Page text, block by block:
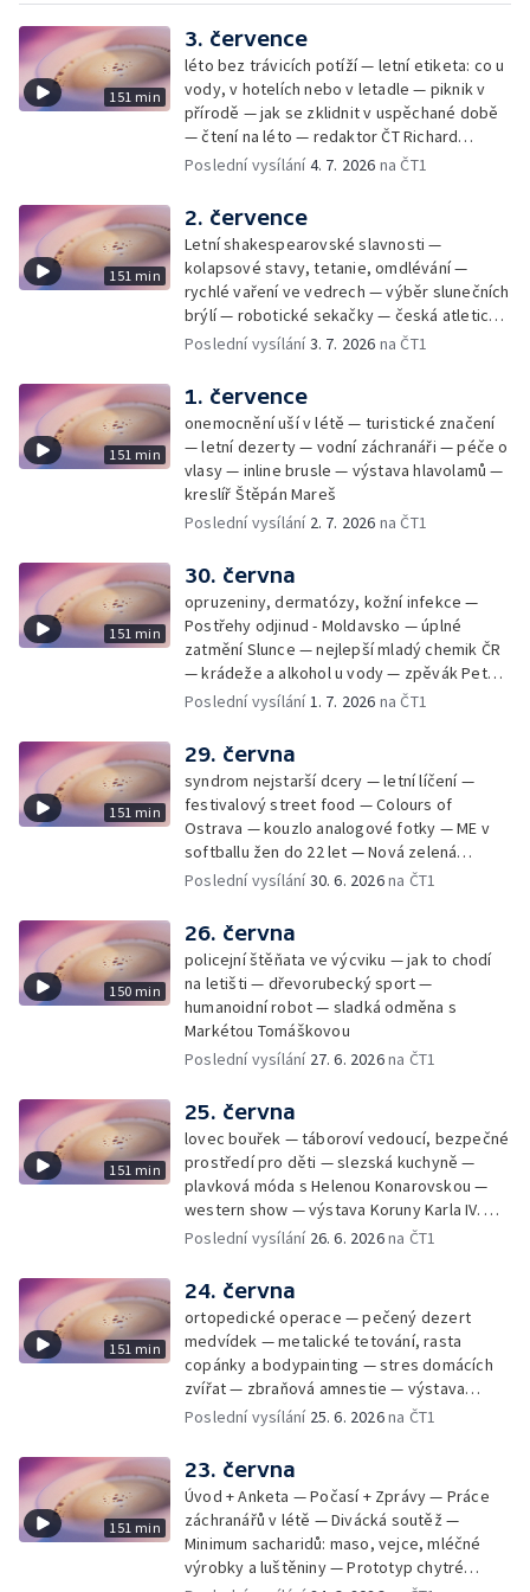
151 min
3. července
léto bez trávicích potíží — letní etiketa: co u
vody, v hotelích nebo v letadle — piknik v
přírodě — jak se zklidnit v uspěchané době
— čtení na léto — redaktor ČT Richard
Samko
Poslední vysílání4. 7. 2026 na ČT1
151 min
2. července
Letní shakespearovské slavnosti —
kolapsové stavy, tetanie, omdlévání —
rychlé vaření ve vedrech — výběr slunečních
brýlí — robotické sekačky — česká atletická
rekordmanka — psí seriál: výmarský
Poslední vysílání3. 7. 2026 na ČT1
151 min
1. července
onemocnění uší v létě — turistické značení
— letní dezerty — vodní záchranáři — péče o
vlasy — inline brusle — výstava hlavolamů —
kreslíř Štěpán Mareš
Poslední vysílání 2. 7. 2026 na ČT1
151 min
30. června
opruzeniny, dermatózy, kožní infekce —
Postřehy odjinud - Moldavsko — úplné
zatmění Slunce — nejlepší mladý chemik ČR
— krádeže a alkohol u vody — zpěvák Peter
Cmorik
Poslední vysílání1. 7. 2026 na ČT1
151 min
29. června
syndrom nejstarší dcery — letní líčení —
festivalový street food — Colours of
Ostrava — kouzlo analogové fotky — ME v
softballu žen do 22 let — Nová zelená
úsporám — Global Teacher Prize Czech
Poslední vysílání30. 6. 2026na ČT1
150 min
26. června
policejní štěňata ve výcviku — jak to chodí
na letišti — dřevorubecký sport —
humanoidní robot — sladká odměna s
Markétou Tomáškovou
Poslední vysílání 27. 6. 2026na ČT1
151 min
25. června
lovec bouřek — táboroví vedoucí, bezpečné
prostředí pro děti — slezská kuchyně —
plavková móda s Helenou Konarovskou —
western show — výstava Koruny Karla IV. —
mladý lezecký fenomén Josef Šindel
Poslední vysílání 26. 6. 2026na ČT1
151 min
24. června
ortopedické operace — pečený dezert
medvídek — metalické tetování, rasta
copánky a bodypainting — stres domácích
zvířat — zbraňová amnestie — výstava
mikrofotografií rostlin — fenomenální
Poslední vysílání 25. 6. 2026na ČT1
151 min
23. června
Úvod + Anketa — Počasí + Zprávy — Práce
záchranářů v létě — Divácká soutěž —
Minimum sacharidů: maso, vejce, mléčné
výrobky a luštěniny — Prototyp chytré